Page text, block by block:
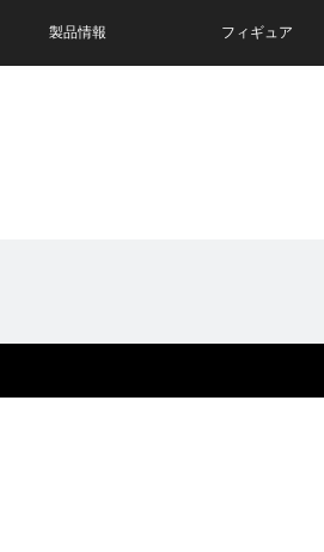
製品情報 フィギュア